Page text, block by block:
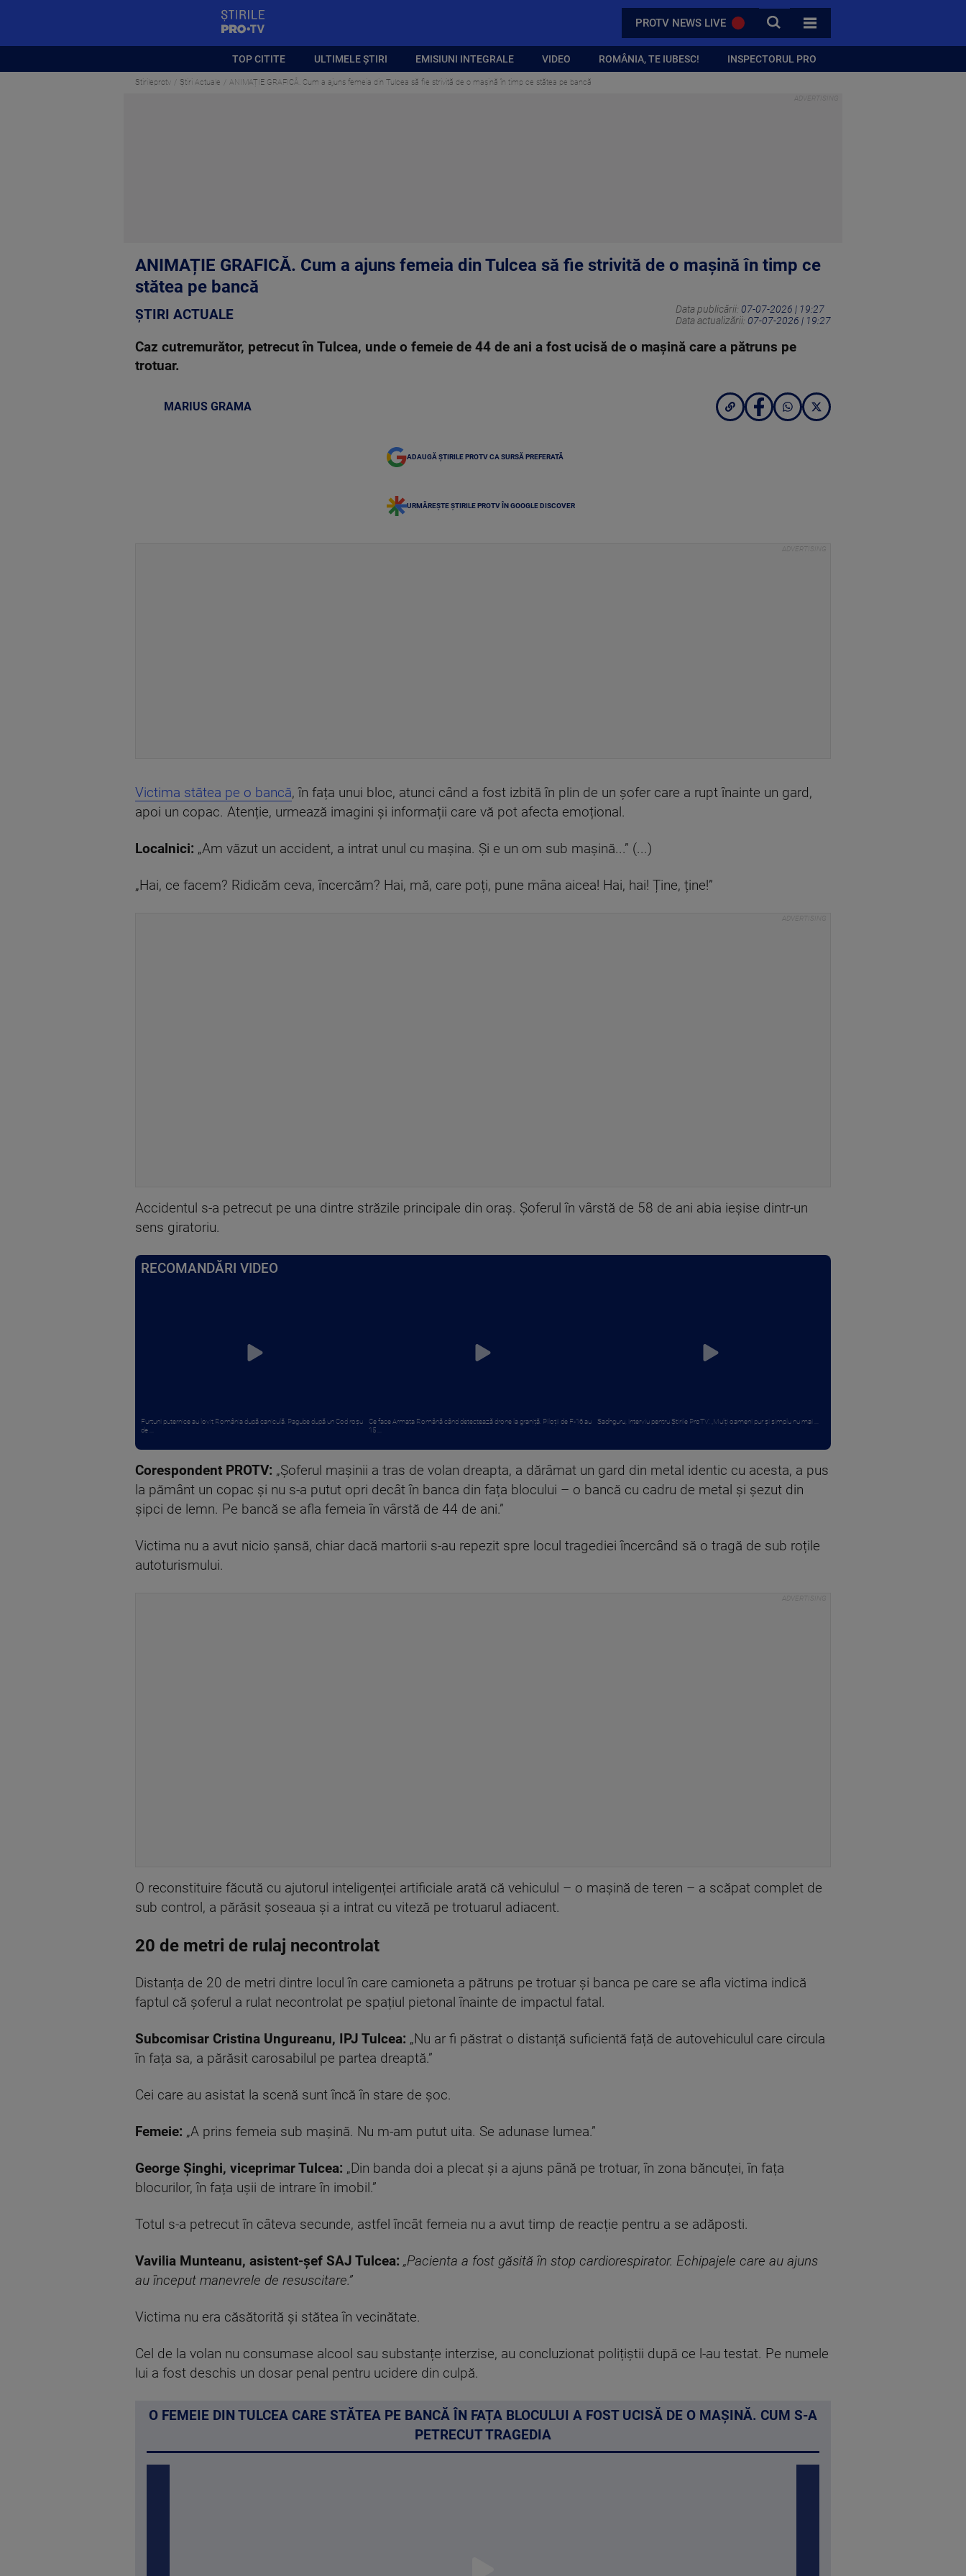
PROTV NEWS LIVE CAUTA
TOATE CATEGORIILE
TOP CITITE ULTIMELE ȘTIRI EMISIUNI INTEGRALE VIDEO ROMÂNIA, TE IUBESC! INSPECTORUL PRO
Stirileprotv Știri Actuale ANIMAȚIE GRAFICĂ. Cum a ajuns femeia din Tulcea să fie strivită de o mașină în timp ce stătea pe bancă
ANIMAȚIE GRAFICĂ. Cum a ajuns femeia din Tulcea să fie strivită de o mașină în timp ce
stătea pe bancă
ȘTIRI ACTUALE Data publicării: 07-07-2026 | 19:27
Data actualizării: 07-07-2026 | 19:27
Caz cutremurător, petrecut în Tulcea, unde o femeie de 44 de ani a fost ucisă de o mașină care a pătruns pe
trotuar.
MARIUS GRAMA
ADAUGĂ ȘTIRILE PROTV CA SURSĂ PREFERATĂ
URMĂREȘTE ȘTIRILE PROTV ÎN GOOGLE DISCOVER
Victima stătea pe o bancă, în fața unui bloc, atunci când a fost izbită în plin de un șofer care a rupt înainte un gard,
apoi un copac. Atenție, urmează imagini și informații care vă pot afecta emoțional.
Localnici: „Am văzut un accident, a intrat unul cu mașina. Și e un om sub mașină...” (...)
„Hai, ce facem? Ridicăm ceva, încercăm? Hai, mă, care poți, pune mâna aicea! Hai, hai! Ține, ține!”
Accidentul s-a petrecut pe una dintre străzile principale din oraș. Șoferul în vârstă de 58 de ani abia ieșise dintr-un
sens giratoriu.
RECOMANDĂRI VIDEO
Furtuni puternice au lovit România după caniculă. Pagube după un Cod roşu
de ...
Ce face Armata Română când detectează drone la graniță. Piloții de F-16 au
15 ...
Sadhguru, interviu pentru Știrile ProTV: „Mulți oameni pur și simplu nu mai ...
Corespondent PROTV: „Șoferul mașinii a tras de volan dreapta, a dărâmat un gard din metal identic cu acesta, a pus
la pământ un copac și nu s-a putut opri decât în banca din fața blocului – o bancă cu cadru de metal și șezut din
șipci de lemn. Pe bancă se afla femeia în vârstă de 44 de ani.”
Victima nu a avut nicio șansă, chiar dacă martorii s-au repezit spre locul tragediei încercând să o tragă de sub roțile
autoturismului.
O reconstituire făcută cu ajutorul inteligenței artificiale arată că vehiculul – o mașină de teren – a scăpat complet de
sub control, a părăsit șoseaua și a intrat cu viteză pe trotuarul adiacent.
20 de metri de rulaj necontrolat
Distanța de 20 de metri dintre locul în care camioneta a pătruns pe trotuar și banca pe care se afla victima indică
faptul că șoferul a rulat necontrolat pe spațiul pietonal înainte de impactul fatal.
Subcomisar Cristina Ungureanu, IPJ Tulcea: „Nu ar fi păstrat o distanță suficientă față de autovehiculul care circula
în fața sa, a părăsit carosabilul pe partea dreaptă.”
Cei care au asistat la scenă sunt încă în stare de șoc.
Femeie: „A prins femeia sub mașină. Nu m-am putut uita. Se adunase lumea.”
George Șinghi, viceprimar Tulcea: „Din banda doi a plecat și a ajuns până pe trotuar, în zona băncuței, în fața
blocurilor, în fața ușii de intrare în imobil.”
Totul s-a petrecut în câteva secunde, astfel încât femeia nu a avut timp de reacție pentru a se adăposti.
Vavilia Munteanu, asistent-șef SAJ Tulcea: „Pacienta a fost găsită în stop cardiorespirator. Echipajele care au ajuns
au început manevrele de resuscitare.”
Victima nu era căsătorită și stătea în vecinătate.
Cel de la volan nu consumase alcool sau substanțe interzise, au concluzionat polițiștii după ce l-au testat. Pe numele
lui a fost deschis un dosar penal pentru ucidere din culpă.
O FEMEIE DIN TULCEA CARE STĂTEA PE BANCĂ ÎN FAȚA BLOCULUI A FOST UCISĂ DE O MAȘINĂ. CUM S-A
PETRECUT TRAGEDIA